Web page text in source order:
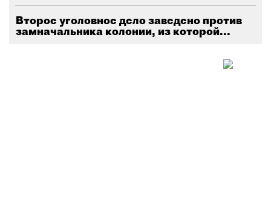
Второе уголовное дело заведено против
замначальника колонии, из которой...